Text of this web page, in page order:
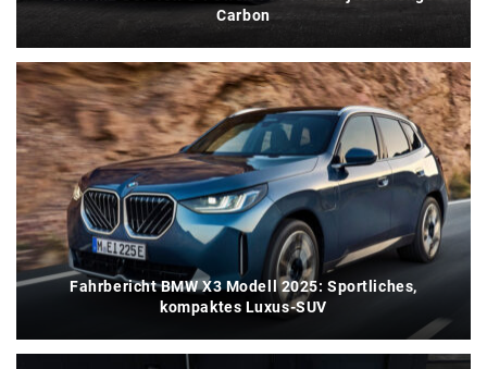
Carbon
Fahrbericht BMW X3 Modell 2025: Sportliches,
kompaktes Luxus-SUV